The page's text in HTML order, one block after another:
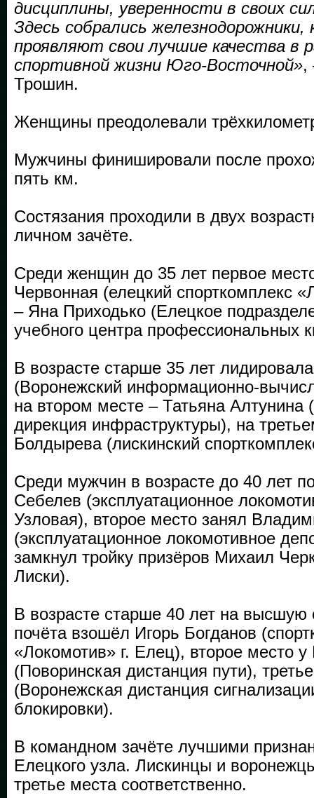
дисциплины, уверенности в своих
Здесь собрались
проявляют свои лучшие качества в
спортивной жизни Юго-Восточной»,
Трошин.
Женщины преодолевали
Мужчины финишировали после
пять км.
Состязания проходили в двух
личном зачёте.
Среди женщин до 35 лет первое
Червонная (елецкий спорткомплекс
– Яна Приходько (Елецкое
учебного центра профессиональных
В возрасте старше 35 лет
(Воронежский информационно-
на втором месте – Татьяна Алтунина
дирекция инфраструктуры), на
Болдырева (лискинский
Среди мужчин в возрасте до 40 лет
Себелев (эксплуатационное
Узловая), второе место занял
(эксплуатационное локомотивное
замкнул тройку призёров Михаил
Лиски).
В возрасте старше 40 лет на высшую
почёта взошёл Игорь Богданов
«Локомотив» г. Елец), второе место у
(Поворинская дистанция пути),
(Воронежская дистанция
блокировки).
В командном зачёте лучшими
Елецкого узла. Лискинцы и
третье места соответственно.